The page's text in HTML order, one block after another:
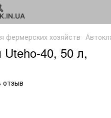
фермерских хозяйств
40, 50 л,
отзыв